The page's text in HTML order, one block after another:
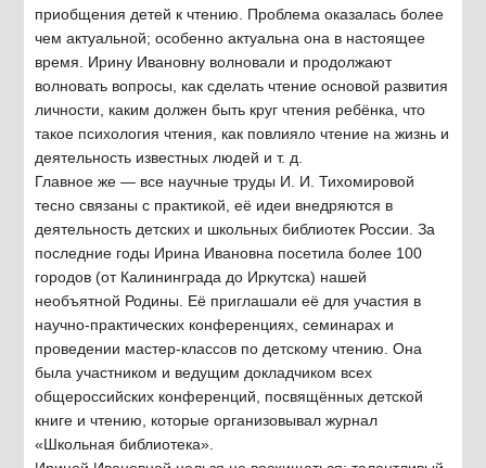
приобщения детей к чтению. Проблема оказалась более
чем актуальной; особенно актуальна она в настоящее
время. Ирину Ивановну волновали и продолжают
волновать вопросы, как сделать чтение основой развития
личности, каким должен быть круг чтения ребёнка, что
такое психология чтения, как повлияло чтение на жизнь и
деятельность известных людей и т. д.
Главное же — все научные труды И. И. Тихомировой
тесно связаны с практикой, её идеи внедряются в
деятельность детских и школьных библиотек России. За
последние годы Ирина Ивановна посетила более 100
городов (от Калининграда до Иркутска) нашей
необъятной Родины. Её приглашали её для участия в
научно-практических конференциях, семинарах и
проведении мастер-классов по детскому чтению. Она
была участником и ведущим докладчиком всех
общероссийских конференций, посвящённых детской
книге и чтению, которые организовывал журнал
«Школьная библиотека».